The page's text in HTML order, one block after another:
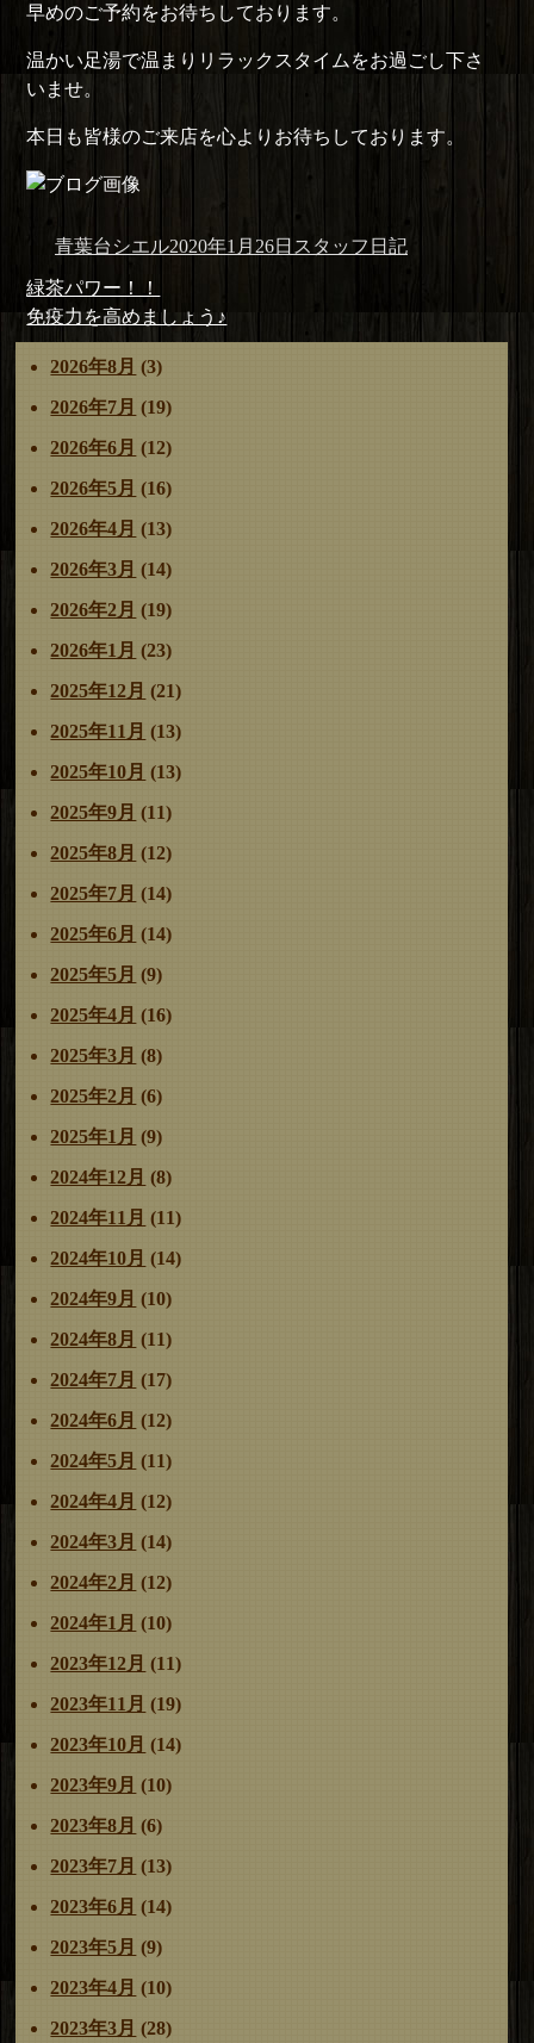
早めのご予約をお待ちしております。
温かい足湯で温まりリラックスタイムをお過ごし下さ
いませ。
本日も皆様のご来店を心よりお待ちしております。
投
稿
者
青葉台シエル投
2020年1月26日 カ
スタッフ日記
投
稿
ナ
ビ
ゲ
シ
ョ
前
の
投
稿:
緑茶パワー！！
次
の
投
稿:
免疫力を高めましょう♪
2026年8月 (3)
2026年7月 (19)
2026年6月 (12)
2026年5月 (16)
2026年4月 (13)
2026年3月 (14)
2026年2月 (19)
2026年1月 (23)
2025年12月 (21)
2025年11月 (13)
2025年10月 (13)
2025年9月 (11)
2025年8月 (12)
2025年7月 (14)
2025年6月 (14)
2025年5月 (9)
2025年4月 (16)
2025年3月 (8)
2025年2月 (6)
2025年1月 (9)
2024年12月 (8)
2024年11月 (11)
2024年10月 (14)
2024年9月 (10)
2024年8月 (11)
2024年7月 (17)
2024年6月 (12)
2024年5月 (11)
2024年4月 (12)
2024年3月 (14)
2024年2月 (12)
2024年1月 (10)
2023年12月 (11)
2023年11月 (19)
2023年10月 (14)
2023年9月 (10)
2023年8月 (6)
2023年7月 (13)
2023年6月 (14)
2023年5月 (9)
2023年4月 (10)
2023年3月 (28)